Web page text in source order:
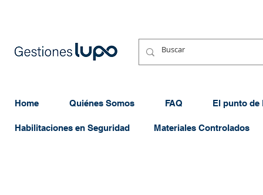
Home Quiénes Somos FAQ El punto de
Habilitaciones en Seguridad Materiales Controlados